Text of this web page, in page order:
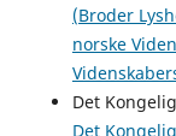
(Broder
norske
Det
Det